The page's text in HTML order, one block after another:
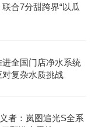
合7分甜跨界“以瓜
全国门店净水系统
复杂水质挑战
者：岚图追光S全系